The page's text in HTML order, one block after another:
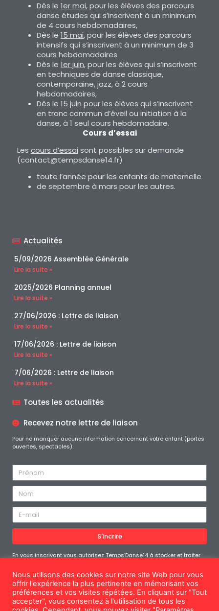
Dès le 1er mai, pour les élèves des parcours
danse études qui s’inscrivent à un minimum
de 4 cours hebdomadaires,
Dès le 15 mai, pour les élèves des parcours
intensifs qui s’inscrivent à un minimum de 3
cours hebdomadaires
Dès le 1er juin, pour les élèves qui s’inscrivent
en techniques de danse classique,
contemporaine, jazz, à 2 cours
hebdomadaires,
Dès le 15 juin pour les élèves qui s’inscrivent
en tronc commun d’éveil ou initiation à la
danse, à 1 seul cours hebdomadaire.
Cours d’essai
Les cours d’essai sont possibles sur demande
(contact@tempsdanse14.fr)
toute l’année pour les enfants de maternelle
de septembre à mars pour les autres.
Actualités
5/09/2026 Assemblée Générale
Lire la suite »
2025/2026 Planning annuel
Lire la suite »
27/06/2026 : Lettre de liaison
Lire la suite »
17/06/2026 : Lettre de liaison
Lire la suite »
7/06/2026 : Lettre de liaison
Lire la suite »
Toutes les actualités
Recevez notre lettre de liaison
Pour ne manquer aucune information concernant votre enfant (portes
ouvertes, spectacles).
S'incrire
En vous inscrivant vous autorisez Temps’Danse14 à stocker et traiter
demandé. Vous pouvez vous désabonner à tout moment
Nous utilisons des cookies sur notre site Web pour vous
offrir l'expérience la plus pertinente en mémorisant vos
préférences et vos visites répétées. En cliquant sur "Tout
accepter", vous consentez à l'utilisation de tous les